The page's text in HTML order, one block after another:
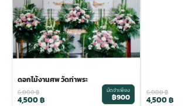
ดอกไม้งานศพ วัดท่าพระ
6,000฿
4,500฿
มัดจำเพียง
฿900 6,000฿
4,500฿